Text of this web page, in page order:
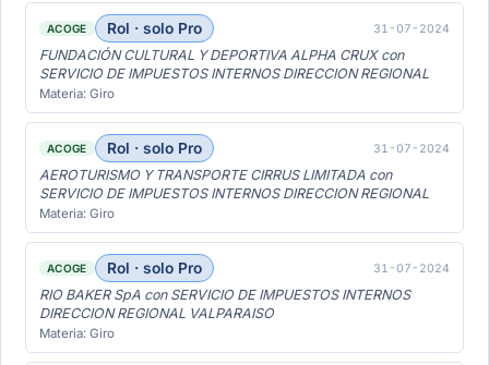
ACOGE Rol · solo Pro 31-07-2024
FUNDACIÓN CULTURAL Y DEPORTIVA ALPHA CRUX con
SERVICIO DE IMPUESTOS INTERNOS DIRECCION REGIONAL
Materia: Giro
ACOGE Rol · solo Pro 31-07-2024
AEROTURISMO Y TRANSPORTE CIRRUS LIMITADA con
SERVICIO DE IMPUESTOS INTERNOS DIRECCION REGIONAL
Materia: Giro
ACOGE Rol · solo Pro 31-07-2024
RIO BAKER SpA con SERVICIO DE IMPUESTOS INTERNOS
DIRECCION REGIONAL VALPARAISO
Materia: Giro